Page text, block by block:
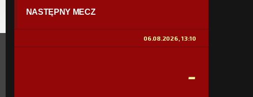
0% 100%
NASTĘPNY MECZ
06.08.2026, 13:10
-